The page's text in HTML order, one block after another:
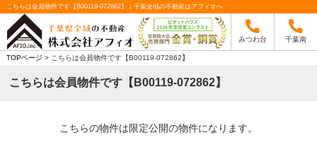
こちらは会員物件です【B00119-072862】｜千葉全域の不動産はアフィオへ
みつわ台 千葉南
TOPページ > こちらは会員物件です【B00119-072862】
こちらは会員物件です【B00119-072862】
こちらの物件は限定公開の物件になります。